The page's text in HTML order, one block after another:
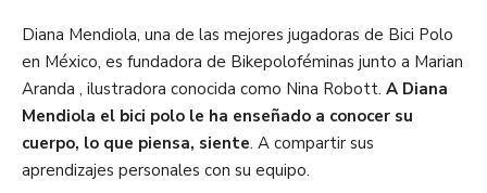
Diana Mendiola, una de las mejores jugadoras de Bici Polo
en México, es fundadora de Bikepoloféminas junto a Marian
Aranda , ilustradora conocida como Nina Robott. A Diana
Mendiola el bici polo le ha enseñado a conocer su
cuerpo, lo que piensa, siente. A compartir sus
aprendizajes personales con su equipo.